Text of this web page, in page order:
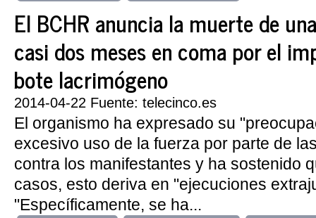
El BCHR anuncia la muerte de
casi dos meses en coma por el
bote lacrimógeno
2014-04-22 Fuente: telecinco.es
El organismo ha expresado su
excesivo uso de la fuerza por parte de
contra los manifestantes y ha sostenido
casos, esto deriva en "ejecuciones
"Específicamente, se ha...